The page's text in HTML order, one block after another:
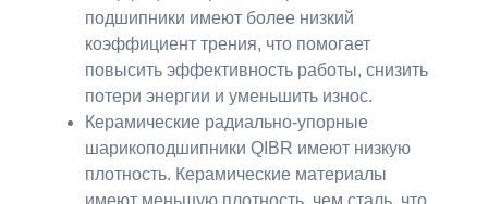
подшипники имеют более низкий
коэффициент трения, что помогает
повысить эффективность работы, снизить
потери энергии и уменьшить износ.
Керамические радиально-упорные
шарикоподшипники QIBR имеют низкую
плотность. Керамические материалы